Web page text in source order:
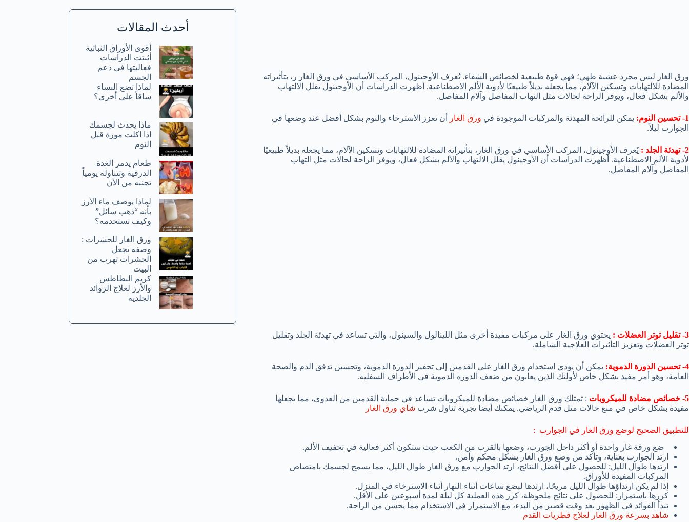
ورق الغار ليس مجرد عشبة طهي؛ فهي قوة طبيعية لخصائص الشفاء. يُعرف الأوجينول، المركب الأساسي في ورق الغار ر، بتأثيراته
المضادة للالتهابات وتسكين الآلام، مما يجعله بديلاً طبيعيًا لأدوية الألم الاصطناعية. أظهرت الدراسات أن الأوجينول يقلل الالتهاب
والألم بشكل فعال، ويوفر الراحة لحالات مثل التهاب المفاصل وآلام المفاصل.
1- تحسين النوم: يمكن للرائحة المهدئة والمركبات الموجودة في ورق الغار
أن تعزز الاسترخاء والنوم بشكل أفضل عند وضعها في
الجوارب ليلاً.
2- تهدئة الجلد :
يُعرف الأوجينول، المركب الأساسي في ورق الغار، بتأثيراته المضادة للالتهابات وتسكين الآلام، مما يجعله بديلاً طبيعيًا
لأدوية الألم الاصطناعية. أظهرت الدراسات أن الأوجينول يقلل الالتهاب والألم بشكل فعال، ويوفر الراحة لحالات مثل التهاب
المفاصل وآلام المفاصل.
3- تقليل توتر العضلات :
يحتوي ورق الغار على مركبات مفيدة أخرى مثل اللينالول والسينول، والتي تساعد في تهدئة الجلد وتقليل
توتر العضلات وتعزيز التأثيرات العلاجية الشاملة.
4- تحسين الدورة الدموية:
يمكن أن يؤدي استخدام ورق الغار على القدمين إلى تحفيز الدورة الدموية، وتحسين تدفق الدم والصحة
العامة، وهو أمر مفيد بشكل خاص لأولئك الذين يعانون من ضعف الدورة الدموية في الأطراف السفلية.
5- خصائص مضادة للميكروبات
: ثمتلك ورق الغار خصائص مضادة للميكروبات تساعد في حماية القدمين من العدوى، مما يجعلها
مفيدة بشكل خاص في منع حالات مثل قدم الرياضي. يمكنك أيضا تجربة تناول شرب شاي ورق الغار
للتطبيق الصحيح لوضع ورق الغار في الجوارب :
ضع ورقة غار واحدة أو أكثر داخل الجورب، وضعها بالقرب من الكعب حيث ستكون أكثر فعالية في تخفيف الألم.
ارتد الجوارب بعناية، وتأكد من وضع ورق الغار بشكل محكم وآمن.
ارتدها طوال الليل: للحصول على أفضل النتائج، ارتد الجوارب مع ورق الغار طوال الليل، مما يسمح لجسمك بامتصاص
المركبات المفيدة للأوراق.
إذا لم يكن ارتداؤها طوال الليل مريحًا، ارتدها لبضع ساعات أثناء النهار أثناء الاسترخاء في المنزل.
كررها باستمرار: للحصول على نتائج ملحوظة، كرر هذه العملية كل ليلة لمدة أسبوعين على الأقل.
تبدأ الفوائد في الظهور بعد وقت قصير من البدء، مع الاستمرار في الاستخدام مما يحسن من الراحة.
شاهد بسرعة ورق الغار لعلاج فطريات القدم
أحدث المقالات
أقوى الأوراق النباتية
أثبتت الدراسات
فعاليتها في دعم
الجسم
لماذا تضع النساء
ساقاً على أخرى؟
ماذا يحدث لجسمك
اذا اكلت موزة قبل
النوم
طعام يدمر الغدة
الدرقية وتتناوله يومياً
تجنبه من الأن
لماذا يوصف ماء الأرز
بأنه “ذهب سائل”
وكيف تستخدمه؟
ورق الغار للحشرات :
وصفة تجعل
الحشرات تهرب من
البيت
كريم البطاطس
والأرز لعلاج الزوائد
الجلدية